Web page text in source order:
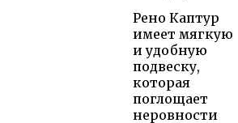
Рено Каптур
имеет мягкую
и удобную
подвеску,
которая
поглощает
неровности